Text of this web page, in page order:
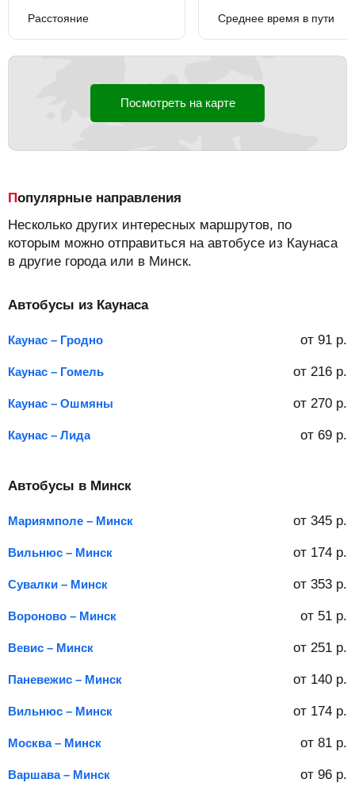
Расстояние Среднее время в пути
Посмотреть на карте
Популярные направления
Несколько других интересных маршрутов, по
которым можно отправиться на автобусе из Каунаса
в другие города или в Минск.
Автобусы из Каунаса
Каунас – Гродно от 91 р.
Каунас – Гомель от 216 р.
Каунас – Ошмяны от 270 р.
Каунас – Лида от 69 р.
Автобусы в Минск
Мариямполе – Минск от 345 р.
Вильнюс – Минск от 174 р.
Сувалки – Минск от 353 р.
Вороново – Минск от 51 р.
Вевис – Минск от 251 р.
Паневежис – Минск от 140 р.
Вильнюс – Минск от 174 р.
Москва – Минск от 81 р.
Варшава – Минск от 96 р.